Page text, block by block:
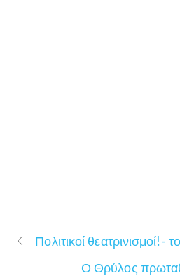
Πολιτικοί θεατρινισμοί!-
Ο Θρύλος